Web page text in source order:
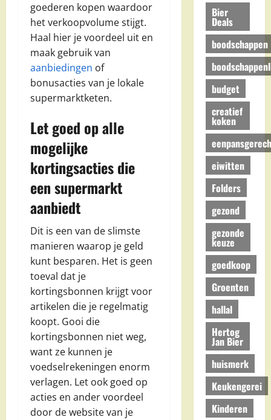
goederen kopen waardoor
het verkoopvolume stijgt.
Haal hier je voordeel uit en
maak gebruik van
aanbiedingen of
bonusacties van je lokale
supermarktketen.
Let goed op alle
mogelijke
kortingsacties die
een supermarkt
aanbiedt
Dit is een van de slimste
manieren waarop je geld
kunt besparen. Het is geen
toeval dat je
kortingsbonnen krijgt voor
artikelen die je regelmatig
koopt. Gooi die
kortingsbonnen niet weg,
want ze kunnen je
voedselrekeningen enorm
verlagen. Let ook goed op
acties en ander voordeel
door de website van je
Bier
Deals
boodschappen
budget
creatief
koken
eiwitten
Folders
gezond
gezonde
keuze
goedkoop
Groenten
hallal
Hertog
Jan Bier
huismerk
Keukengerei
Kinderen